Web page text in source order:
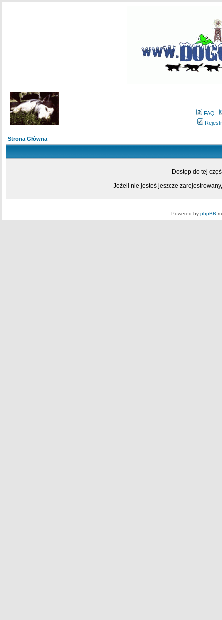
FAQ
Strona Główna
Dostęp do tej
Jeżeli nie jesteś jeszcze
Powered by phpBB